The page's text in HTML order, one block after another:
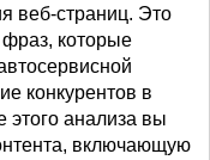
веб-страниц. Это
которые
конкурентов в
этого анализа вы
включающую